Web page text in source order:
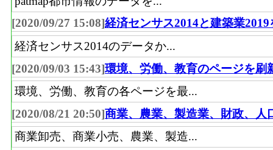
[2020/09/27 15:08]経済センサス2014と建築業2019
経済センサス2014のデータか...
[2020/09/03 15:43]環境、労働、教育のページを刷
環境、労働、教育の各ページを最...
[2020/08/21 20:50]商業、農業、製造業、財政、人
商業卸売、商業小売、農業、製造...